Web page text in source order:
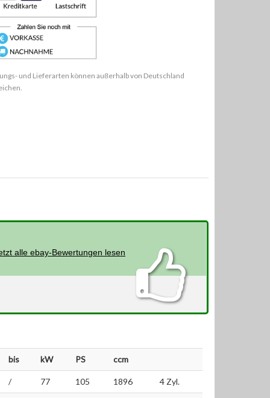
und Lieferarten können außerhalb von Deutschland
alle ebay-Bewertungen lesen
bis kW PS ccm
/ 77 105 1896 4 Zyl.